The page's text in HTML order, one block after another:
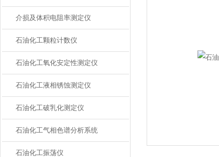
介损及体积电阻率测定仪
石油化工颗粒计数仪
石油化工氧化安定性测定仪
石油化工液相锈蚀测定仪
石油化工破乳化测定仪
石油化工气相色谱分析系统
石油化工振荡仪